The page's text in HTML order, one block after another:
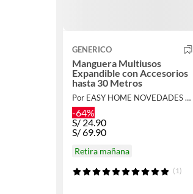
GENERICO
Manguera Multiusos
Expandible con Accesorios
hasta 30 Metros
Por EASY HOME NOVEDADES EIRL
-64%
S/24.90
S/69.90
Retira mañana
(1)